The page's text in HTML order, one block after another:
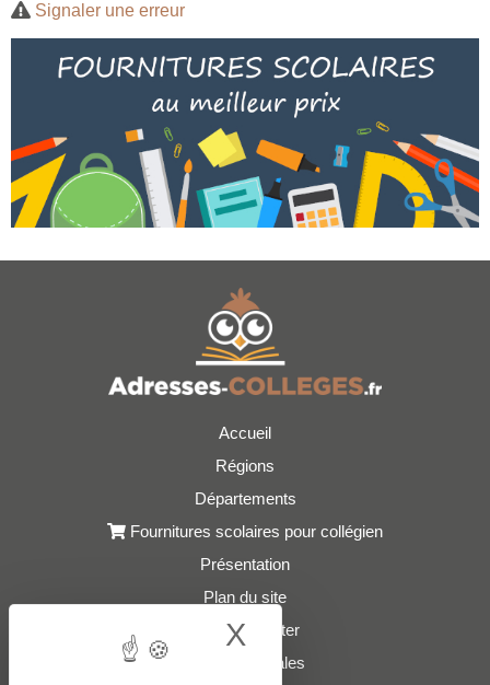
Signaler une erreur
Accueil
Régions
Départements
Fournitures scolaires pour collégien
Présentation
Plan du site
Nous contacter
Mentions légales
X Hide cookie